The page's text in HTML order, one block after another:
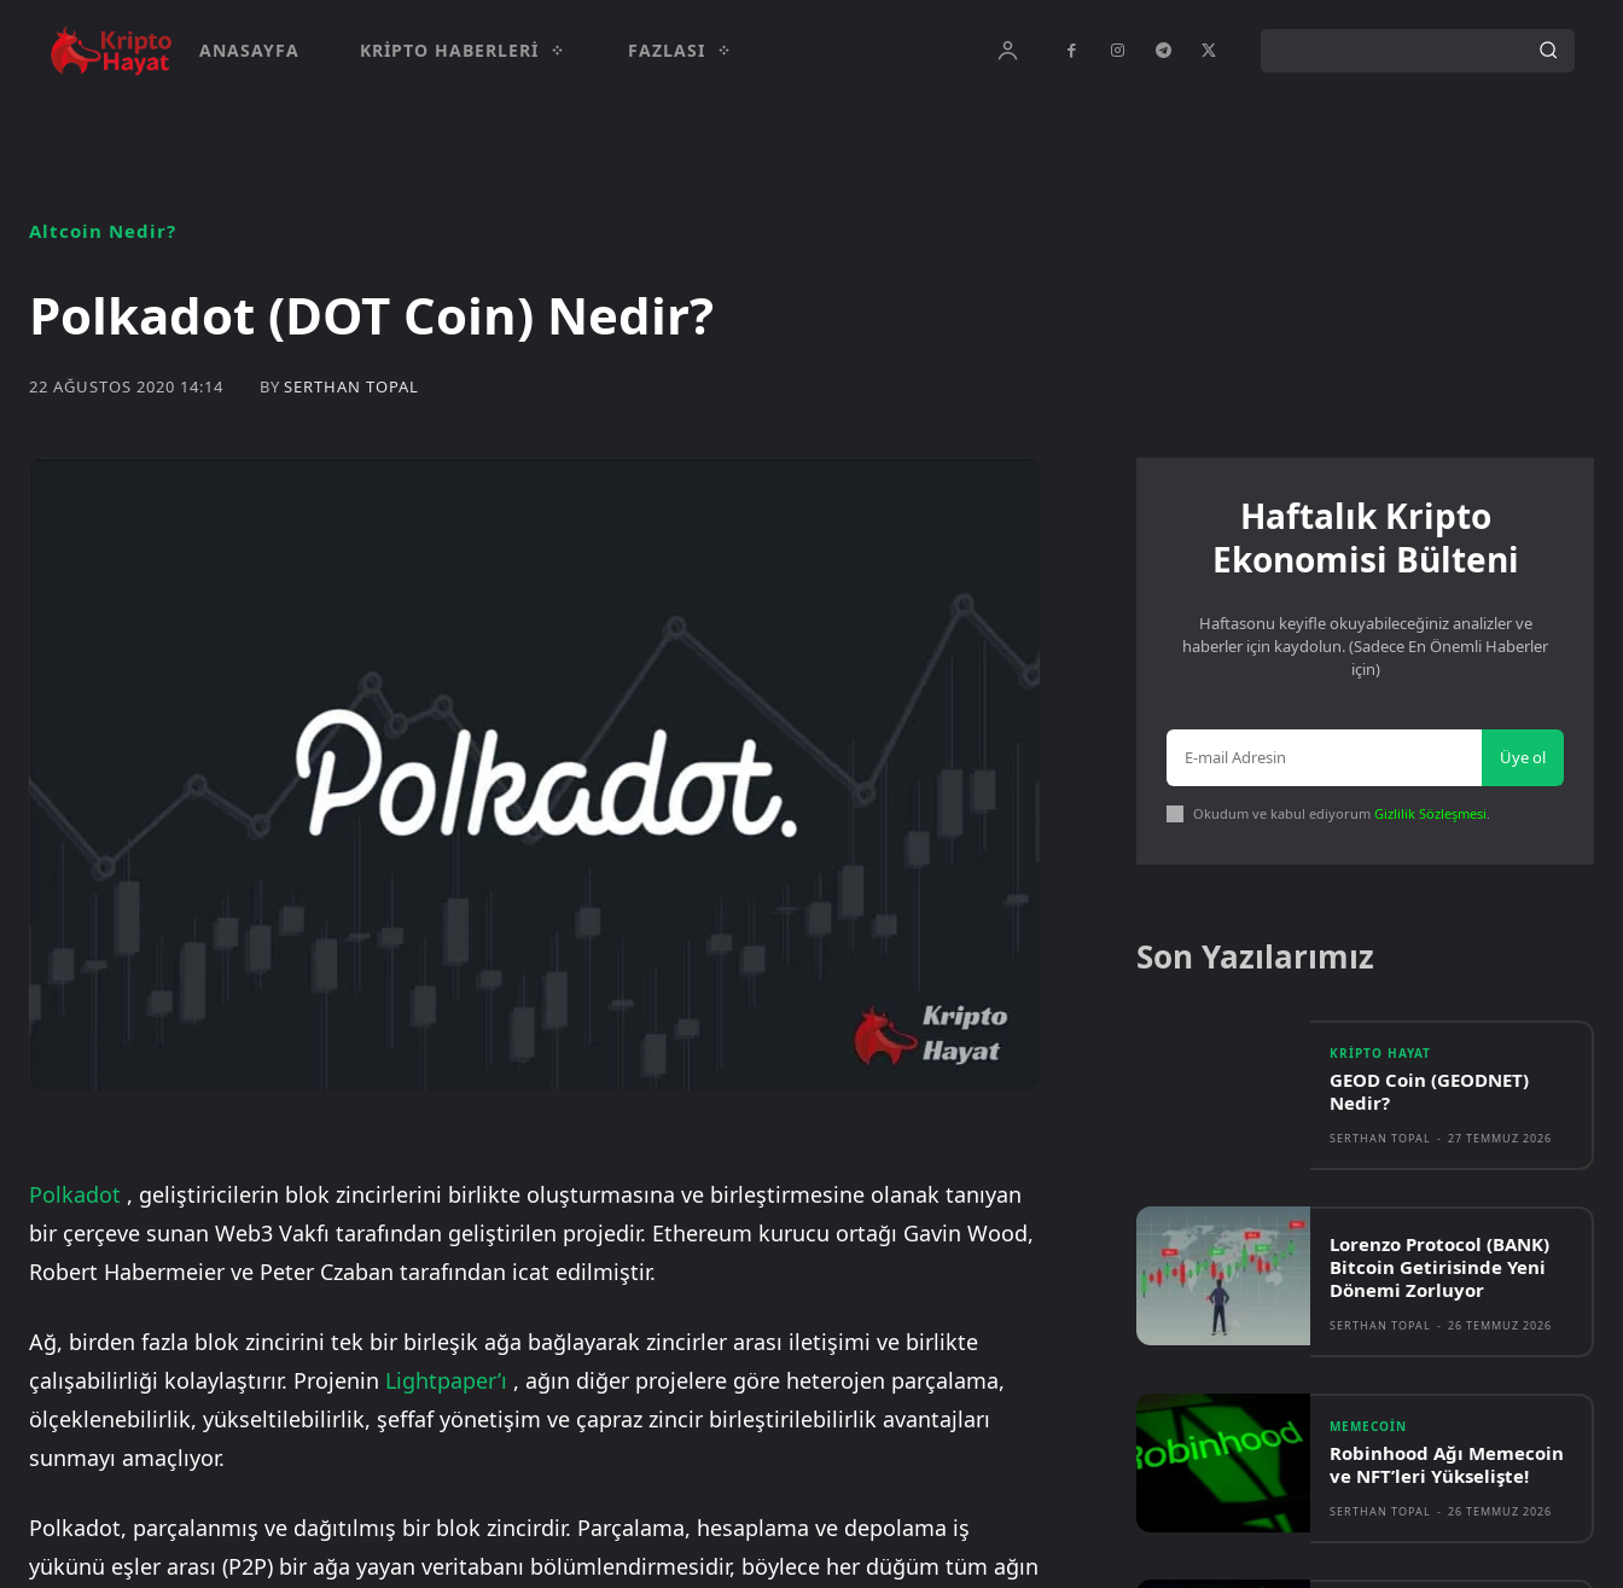
ANASAYFA KRIPTO HABERLERI FAZLASI
Altcoin Nedir?
Polkadot (DOT Coin) Nedir?
22 AĞUSTOS 2020 14:14 BY SERTHAN TOPAL
Polkadot , geliştiricilerin blok zincirlerini birlikte oluşturmasına ve birleştirmesine olanak tanıyan
bir çerçeve sunan Web3 Vakfı tarafından geliştirilen projedir. Ethereum kurucu ortağı Gavin Wood,
Robert Habermeier ve Peter Czaban tarafından icat edilmiştir.
Ağ, birden fazla blok zincirini tek bir birleşik ağa bağlayarak zincirler arası iletişimi ve birlikte
çalışabilirliği kolaylaştırır. Projenin Lightpaper’ı , ağın diğer projelere göre heterojen parçalama,
ölçeklenebilirlik, yükseltilebilirlik, şeffaf yönetişim ve çapraz zincir birleştirilebilirlik avantajları
sunmayı amaçlıyor.
Polkadot, parçalanmış ve dağıtılmış bir blok zincirdir. Parçalama, hesaplama ve depolama iş
yükünü eşler arası (P2P) bir ağa yayan veritabanı bölümlendirmesidir, böylece her düğüm tüm ağın
Haftalık Kripto
Ekonomisi Bülteni
Haftasonu keyifle okuyabileceğiniz analizler ve
haberler için kaydolun. (Sadece En Önemli Haberler
için)
Üye ol
Okudum ve kabul ediyorumGizlilik Sözleşmesi.
Son Yazılarımız
KRIPTO HAYAT
GEOD Coin (GEODNET)
Nedir?
SERTHAN TOPAL - 27 TEMMUZ 2026
Lorenzo Protocol (BANK)
Bitcoin Getirisinde Yeni
Dönemi Zorluyor
SERTHAN TOPAL - 26 TEMMUZ 2026
MEMECOIN
Robinhood Ağı Memecoin
ve NFT’leri Yükselişte!
SERTHAN TOPAL - 26 TEMMUZ 2026